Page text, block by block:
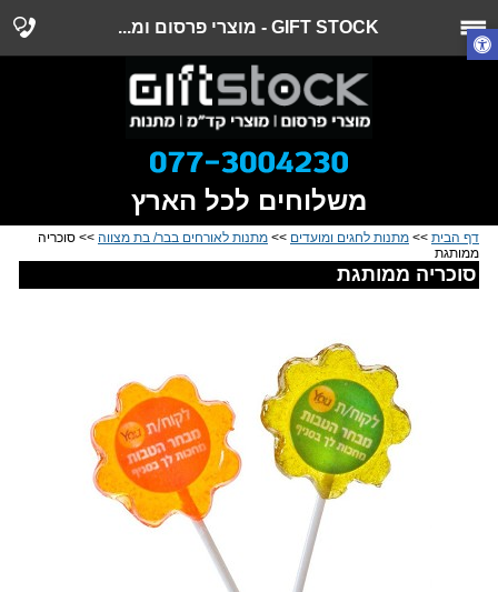
GIFT STOCK - מוצרי פרסום ומ...
משלוחים לכל הארץ
דף הבית >> מתנות לחגים ומועדים >> מתנות לאורחים בבר/ בת מצווה >> סוכריה
ממותגת
סוכריה ממותגת